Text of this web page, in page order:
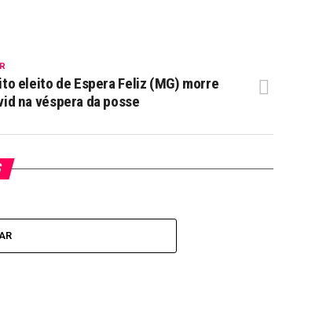
eleito de Espera Feliz (MG) morre
na véspera da posse